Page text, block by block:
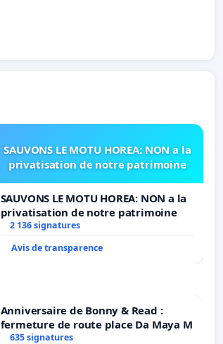
SAUVONS LE MOTU HOREA: NON a la
privatisation de notre patrimoine
SAUVONS LE MOTU HOREA: NON a la
privatisation de notre patrimoine
2 136 signatures
Avis de transparence
Anniversaire de Bonny & Read :
fermeture de route place Da Maya M
635 signatures